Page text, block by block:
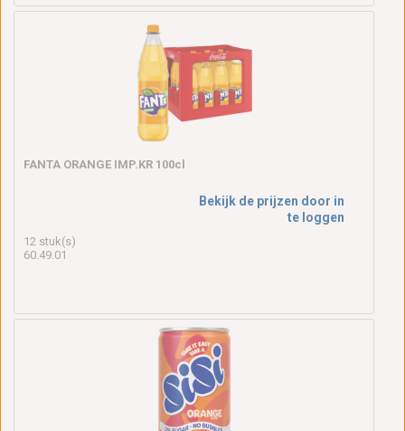
FANTA ORANGE IMP.KR 100cl
12 stuk(s)
60.49.01
Bekijk de prijzen door in
te loggen